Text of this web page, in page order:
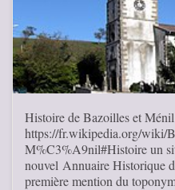
Histoire de Bazoilles et
https://fr.wikipedia.org/wiki/
M%C3%A9nil#Histoire un
nouvel Annuaire Historique
première mention du